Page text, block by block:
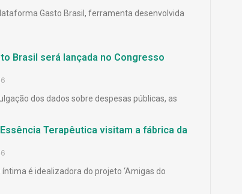
Gasto Brasil, ferramenta desenvolvida
Brasil será lançada no Congresso
dos dados sobre despesas públicas, as
Terapêutica visitam a fábrica da
é idealizadora do projeto ‘Amigas do